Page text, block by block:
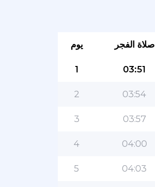
يوم صلاة الفجر
1 03:51
2 03:54
3 03:57
4 04:00
5 04:03